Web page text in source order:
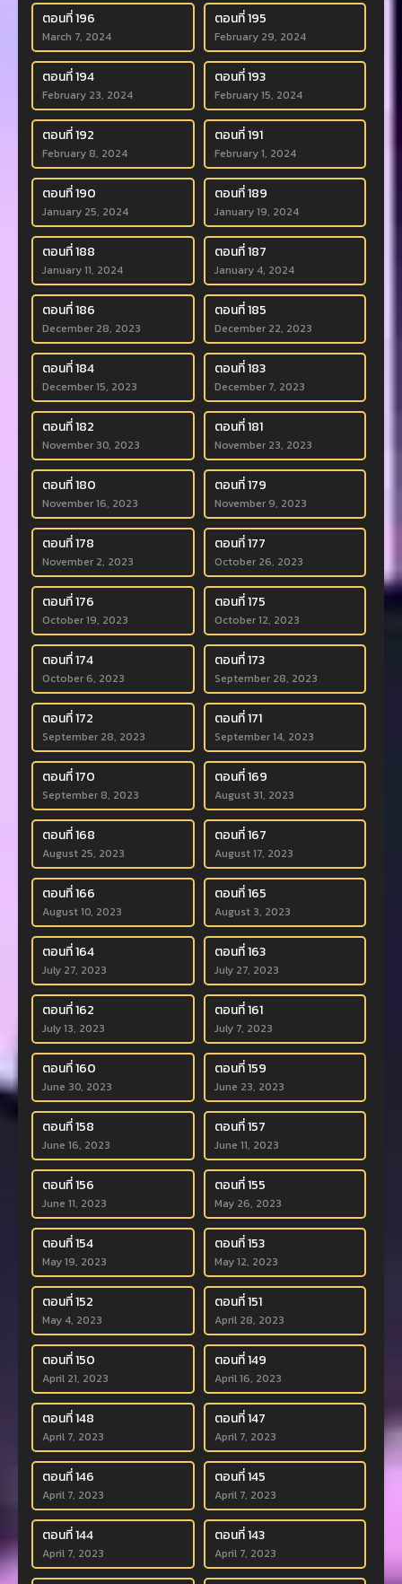
ตอนที่ 196
March 7, 2024
ตอนที่ 195
February 29, 2024
ตอนที่ 194
February 23, 2024
ตอนที่ 193
February 15, 2024
ตอนที่ 192
February 8, 2024
ตอนที่ 191
February 1, 2024
ตอนที่ 190
January 25, 2024
ตอนที่ 189
January 19, 2024
ตอนที่ 188
January 11, 2024
ตอนที่ 187
January 4, 2024
ตอนที่ 186
December 28, 2023
ตอนที่ 185
December 22, 2023
ตอนที่ 184
December 15, 2023
ตอนที่ 183
December 7, 2023
ตอนที่ 182
November 30, 2023
ตอนที่ 181
November 23, 2023
ตอนที่ 180
November 16, 2023
ตอนที่ 179
November 9, 2023
ตอนที่ 178
November 2, 2023
ตอนที่ 177
October 26, 2023
ตอนที่ 176
October 19, 2023
ตอนที่ 175
October 12, 2023
ตอนที่ 174
October 6, 2023
ตอนที่ 173
September 28, 2023
ตอนที่ 172
September 28, 2023
ตอนที่ 171
September 14, 2023
ตอนที่ 170
September 8, 2023
ตอนที่ 169
August 31, 2023
ตอนที่ 168
August 25, 2023
ตอนที่ 167
August 17, 2023
ตอนที่ 166
August 10, 2023
ตอนที่ 165
August 3, 2023
ตอนที่ 164
July 27, 2023
ตอนที่ 163
July 27, 2023
ตอนที่ 162
July 13, 2023
ตอนที่ 161
July 7, 2023
ตอนที่ 160
June 30, 2023
ตอนที่ 159
June 23, 2023
ตอนที่ 158
June 16, 2023
ตอนที่ 157
June 11, 2023
ตอนที่ 156
June 11, 2023
ตอนที่ 155
May 26, 2023
ตอนที่ 154
May 19, 2023
ตอนที่ 153
May 12, 2023
ตอนที่ 152
May 4, 2023
ตอนที่ 151
April 28, 2023
ตอนที่ 150
April 21, 2023
ตอนที่ 149
April 16, 2023
ตอนที่ 148
April 7, 2023
ตอนที่ 147
April 7, 2023
ตอนที่ 146
April 7, 2023
ตอนที่ 145
April 7, 2023
ตอนที่ 144
April 7, 2023
ตอนที่ 143
April 7, 2023